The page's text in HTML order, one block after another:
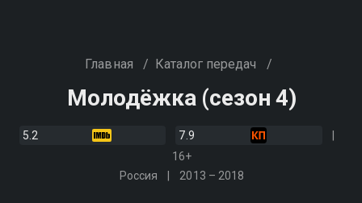
Главная / Каталог передач /
Молодёжка (сезон 4)
5.2
7.9
16+
Россия
2013 – 2018